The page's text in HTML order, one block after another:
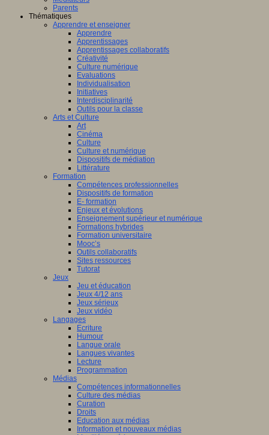
Parents
Thématiques
Apprendre et enseigner
Apprendre
Apprentissages
Apprentissages collaboratifs
Créativité
Culture numérique
Evaluations
Individualisation
Initiatives
Interdisciplinarité
Outils pour la classe
Arts et Culture
Art
Cinéma
Culture
Culture et numérique
Dispositifs de médiation
Littérature
Formation
Compétences professionnelles
Dispositifs de formation
E- formation
Enjeux et évolutions
Enseignement supérieur et numérique
Formations hybrides
Formation universitaire
Mooc’s
Outils collaboratifs
Sites ressources
Tutorat
Jeux
Jeu et éducation
Jeux 4/12 ans
Jeux sérieux
Jeux vidéo
Langages
Ecriture
Humour
Langue orale
Langues vivantes
Lecture
Programmation
Médias
Compétences informationnelles
Culture des médias
Curation
Droits
Education aux médias
Information et nouveaux médias